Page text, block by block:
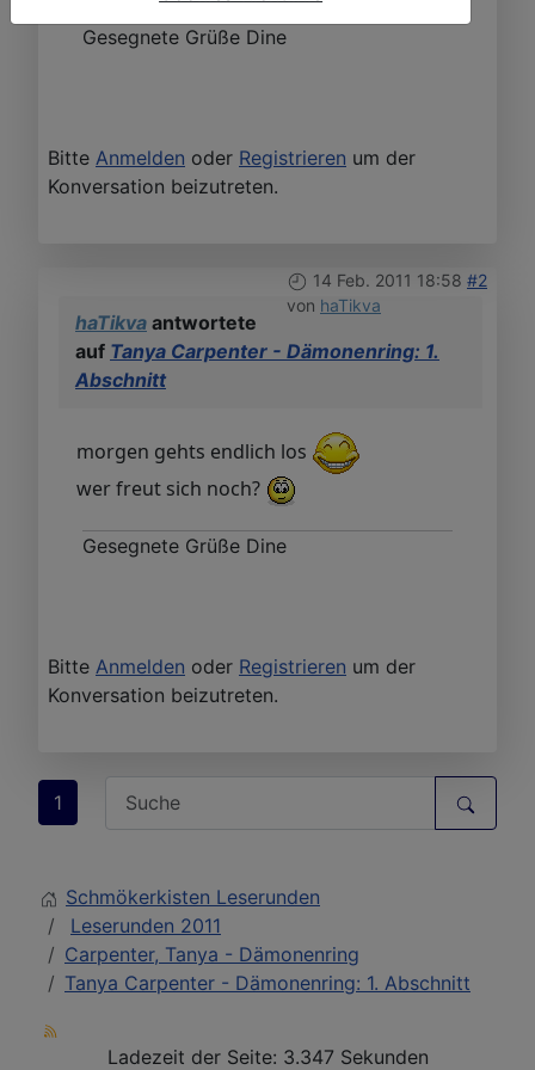
Gesegnete Grüße Dine
Bitte Anmelden oder Registrieren um der
Konversation beizutreten.
14 Feb. 2011 18:58 #2
von haTikva
haTikva antwortete
auf Tanya Carpenter - Dämonenring: 1.
Abschnitt
morgen gehts endlich los
wer freut sich noch?
Gesegnete Grüße Dine
Bitte Anmelden oder Registrieren um der
Konversation beizutreten.
1
Schmökerkisten Leserunden
Leserunden 2011
Carpenter, Tanya - Dämonenring
Tanya Carpenter - Dämonenring: 1. Abschnitt
Ladezeit der Seite: 3.347 Sekunden